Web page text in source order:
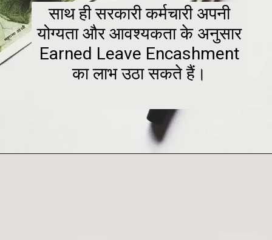
साथ ही सरकारी कर्मचारी अपनी
योग्यता और आवश्यकता के अनुसार
Earned Leave Encashment
का लाभ उठा सकते हैं।